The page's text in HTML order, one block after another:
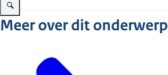
Meer over dit onderwerp